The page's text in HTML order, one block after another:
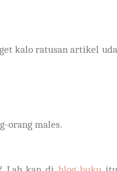
kalo ratusan artikel
orang males.